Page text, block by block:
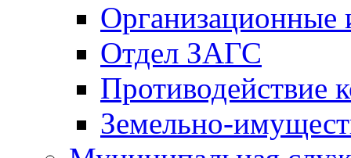
Отдел ЗАГС
Противодействие
Земельно-